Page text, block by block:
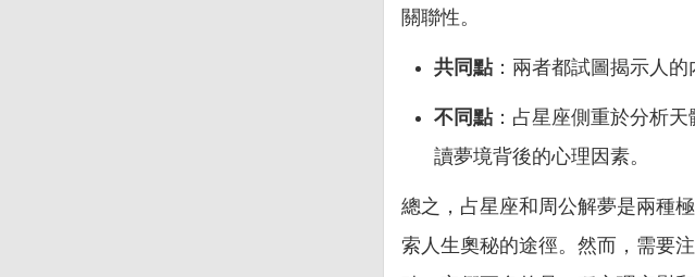
關聯性。
共同點：兩者都試圖揭示人的
不同點：占星座側重於分析
讀夢境背後的心理因素。
總之，占星座和周公解夢是兩種
索人生奧秘的途徑。然而，需要